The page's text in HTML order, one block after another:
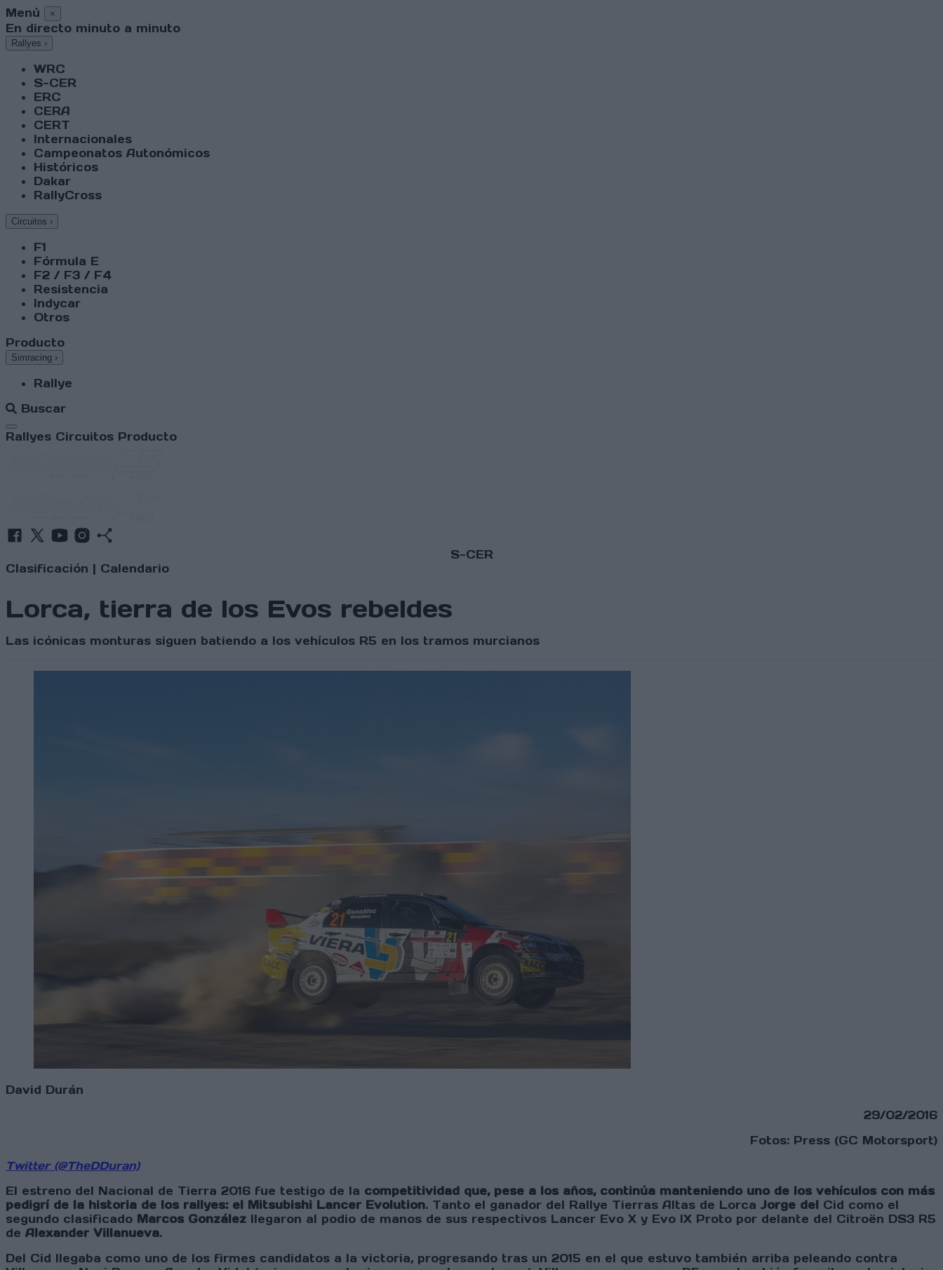
Menú ×
En directo minuto a minuto
Rallyes ›
WRC
S-CER
ERC
CERA
CERT
Internacionales
Campeonatos Autonómicos
Históricos
Dakar
RallyCross
Circuitos ›
F1
Fórmula E
F2 / F3 / F4
Resistencia
Indycar
Otros
Producto
Simracing ›
Rallye
Buscar
Abrir menú
Rallyes Circuitos Producto
S-CER
Clasificación | Calendario
Lorca, tierra de los Evos rebeldes
Las icónicas monturas siguen batiendo a los vehículos R5 en los tramos murcianos
David Durán
29/02/2016
Fotos: Press (GC Motorsport)
Twitter (@TheDDuran)
El estreno del Nacional de Tierra 2016 fue testigo de la competitividad que, pese a los años, continúa manteniendo uno de los vehículos con más
pedigrí de la historia de los rallyes: el Mitsubishi Lancer Evolution. Tanto el ganador del Rallye Tierras Altas de Lorca Jorge del Cid como el
segundo clasificado Marcos González llegaron al podio de manos de sus respectivos Lancer Evo X y Evo IX Proto por delante del Citroën DS3 R5
de Alexander Villanueva.
Del Cid llegaba como uno de los firmes candidatos a la victoria, progresando tras un 2015 en el que estuvo también arriba peleando contra